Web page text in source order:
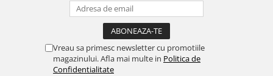
Vreau sa primesc newsletter cu promotiile
magazinului. Afla mai multe in Politica de
Confidentialitate